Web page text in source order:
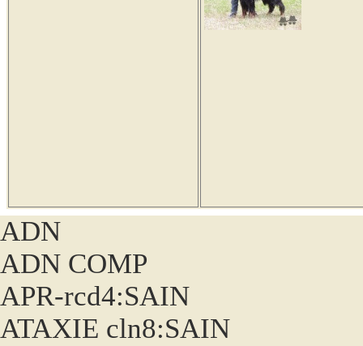
ADN
ADN COMP
APR-rcd4:SAIN
ATAXIE cln8:SAIN